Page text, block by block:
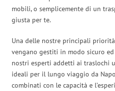
mobili, o semplicemente di un
giusta per te.
Una delle nostre principali
vengano gestiti in modo sicuro
nostri esperti addetti ai traslochi
ideali per il lungo viaggio da
combinati con le capacità e